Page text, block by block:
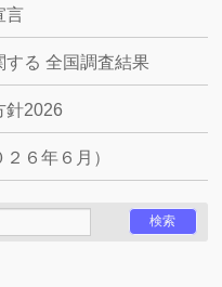
言
する 全国調査結果
針2026
６年６月）